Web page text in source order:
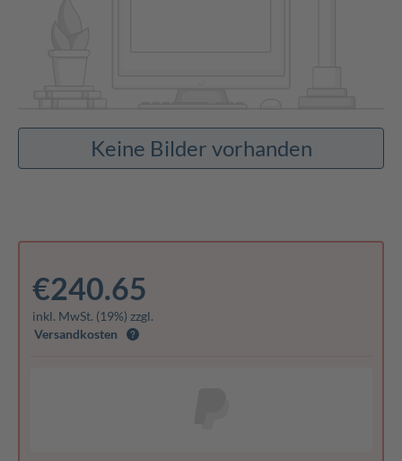
Keine Bilder vorhanden
€240.65
inkl. MwSt. (19%) zzgl.
Versandkosten